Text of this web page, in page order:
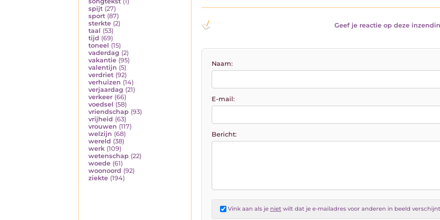
spijt (27)
sport (87)
sterkte (2)
taal (53)
tijd (69)
toneel (15)
vaderdag (2)
vakantie (95)
valentijn (5)
verdriet (92)
verhuizen (14)
verjaardag (21)
verkeer (66)
voedsel (58)
vriendschap (93)
vrijheid (63)
vrouwen (117)
welzijn (68)
wereld (38)
werk (109)
wetenschap (22)
woede (61)
woonoord (92)
ziekte (194)
Geef je reactie op deze
Naam:
E-mail:
Bericht:
Vink aan als je nietwilt dat je e-mailadres voor anderen in beeld verschijnt